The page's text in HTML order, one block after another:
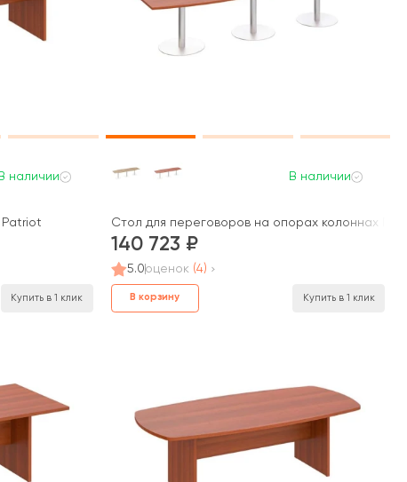
В наличии
Patriot
Купить в 1 клик
В наличии
Стол для переговоров на опорах колоннах ПТ
140 723
5.0оценок (4)
В корзину Купить в 1 клик